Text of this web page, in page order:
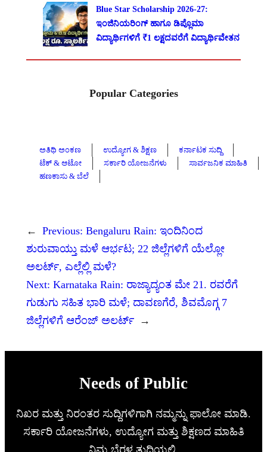
Blue Star Scholarship 2026-27:
ಇಂಜಿನಿಯರಿಂಗ್ ಹಾಗೂ ಡಿಪ್ಲೊಮಾ
ವಿದ್ಯಾರ್ಥಿಗಳಿಗೆ ₹1 ಲಕ್ಷದವರೆಗೆ ವಿದ್ಯಾರ್ಥಿವೇತನ
Popular Categories
ಅತಿಥಿ ಅಂಕಣ ಉದ್ಯೋಗ & ಶಿಕ್ಷಣ
ಕರ್ನಾಟಕ ಸುದ್ದಿ
ಟೆಕ್ & ಆಟೋ
ಸರ್ಕಾರಿ ಯೋಜನೆಗಳು
ಸಾರ್ವಜನಿಕ ಮಾಹಿತಿ
ಹಣಕಾಸು & ಬೆಲೆ
← Previous: Bengaluru Rain: ಇಂದಿನಿಂದ
ಶುರುವಾಯ್ತು ಮಳೆ ಆರ್ಭಟ; 22 ಜಿಲ್ಲೆಗಳಿಗೆ ಯೆಲ್ಲೋ
ಅಲರ್ಟ್, ಎಲ್ಲೆಲ್ಲಿ ಮಳೆ?
Next: Karnataka Rain: ರಾಜ್ಯಾದ್ಯಂತ ಮೇ 21. ರವರೆಗೆ
ಗುಡುಗು ಸಹಿತ ಭಾರಿ ಮಳೆ; ದಾವಣಗೆರೆ, ಶಿವಮೊಗ್ಗ 7
ಜಿಲ್ಲೆಗಳಿಗೆ ಆರೆಂಜ್ ಅಲರ್ಟ್ →
Needs of Public
ನಿಖರ ಮತ್ತು ನಿರಂತರ ಸುದ್ದಿಗಳಿಗಾಗಿ ನಮ್ಮನ್ನು ಫಾಲೋ ಮಾಡಿ.
ಸರ್ಕಾರಿ ಯೋಜನೆಗಳು, ಉದ್ಯೋಗ ಮತ್ತು ಶಿಕ್ಷಣದ ಮಾಹಿತಿ
ನಿಮ್ಮ ಬೆರಳ ತುದಿಯಲ್ಲಿ.